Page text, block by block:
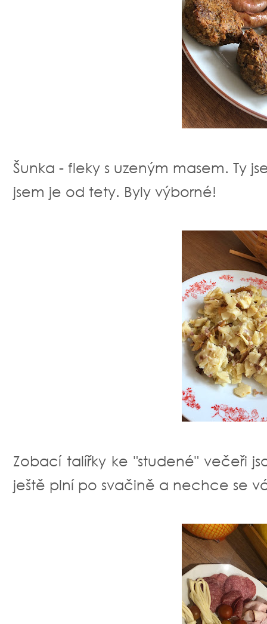
Šunka - fleky s uzeným masem. Ty
jsem je od tety. Byly výborné!
Zobací talířky ke "studené" večeři
ještě plní po svačině a nechce se